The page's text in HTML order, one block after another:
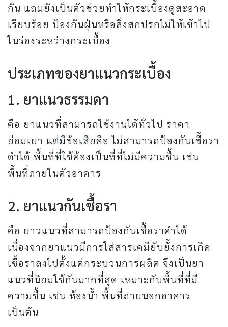
กัน แถมยังเป็นตัวช่วยทำให้กระเบื้องดูสะอาด
เรียบร้อย ป้องกันฝุ่นหรือสิ่งสกปรกไม่ให้เข้าไป
ในร่องระหว่างกระเบื้อง
ประเภทของยาแนวกระเบื้อง
1. ยาแนวธรรมดา
คือ ยาแนวที่สามารถใช้งานได้ทั่วไป ราคา
ย่อมเยา แต่มีข้อเสียคือ ไม่สามารถป้องกันเชื้อรา
ดำได้ พื้นที่ที่ใช้ต้องเป็นที่ที่ไม่มีความชื้น เช่น
พื้นที่ภายในตัวอาคาร
2. ยาแนวกันเชื้อรา
คือ ยาวแนวที่สามารถป้องกันเชื้อราดำได้
เนื่องจากยาแนวมีการใส่สารเคมียับยั้งการเกิด
เชื้อราลงไปตั้งแต่กระบวนการผลิต จึงเป็นยา
แนวที่นิยมใช้กันมากที่สุด เหมาะกับพื้นที่ที่มี
ความชื้น เช่น ห้องน้ำ พื้นที่ภายนอกอาคาร
เป็นต้น